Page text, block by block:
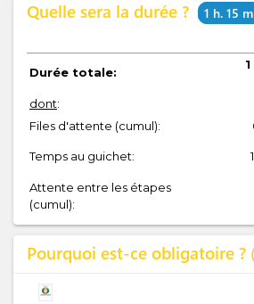
Quelle sera la durée ? 1 h. 15
Durée totale:
dont:
Files d'attente (cumul):
Temps au guichet:
Attente entre les étapes
(cumul):
Pourquoi est-ce obligatoire ?